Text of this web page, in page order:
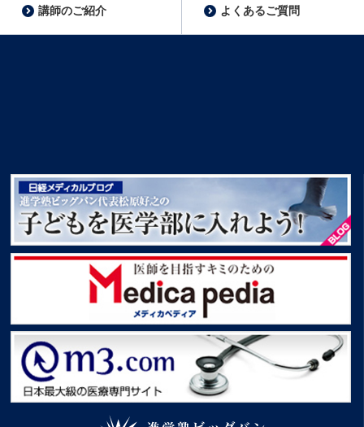
子どもを医学部に入れよう！
Medica pedia
講師のご紹介 よくあるご質問